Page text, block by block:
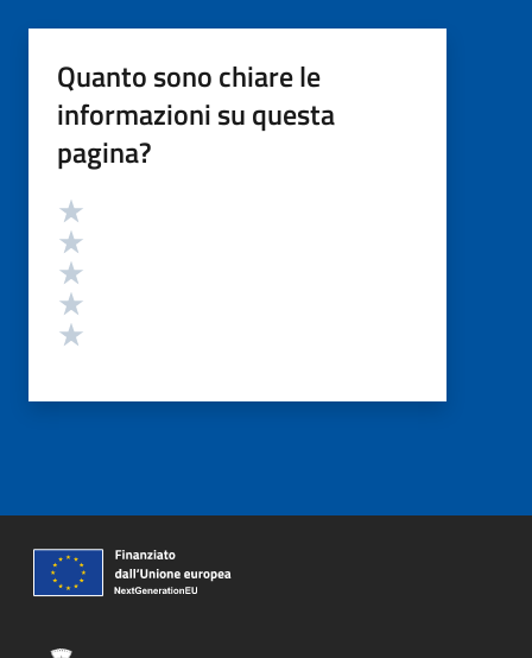
Quanto sono chiare le
informazioni su questa
pagina?
Valutazione